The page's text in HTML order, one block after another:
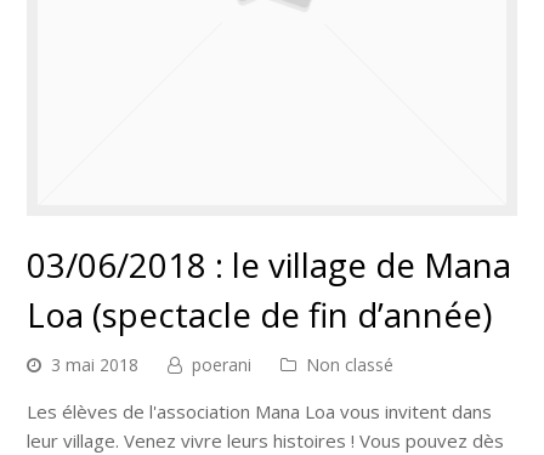
03/06/2018 : le village de Mana
Loa (spectacle de fin d’année)
3 mai 2018 poerani Non classé
Les élèves de l'association Mana Loa vous invitent dans
leur village. Venez vivre leurs histoires ! Vous pouvez dès